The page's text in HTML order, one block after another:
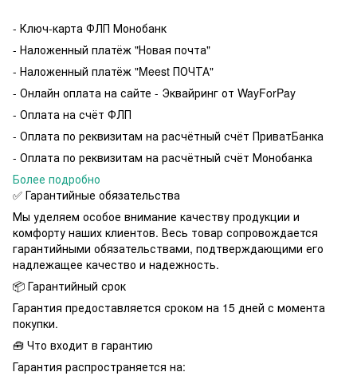
- Ключ-карта ФЛП Монобанк
- Наложенный платёж "Новая почта"
- Наложенный платёж "Meest ПОЧТА"
- Онлайн оплата на сайте - Эквайринг от WayForPay
- Оплата на счёт ФЛП
- Оплата по реквизитам на расчётный счёт ПриватБанка
- Оплата по реквизитам на расчётный счёт Монобанка
Более подробно
✅ Гарантийные обязательства
Мы уделяем особое внимание качеству продукции и
комфорту наших клиентов. Весь товар сопровождается
гарантийными обязательствами, подтверждающими его
надлежащее качество и надежность.
📦 Гарантийный срок
Гарантия предоставляется сроком на 15 дней с момента
покупки.
🧰 Что входит в гарантию
Гарантия распространяется на: